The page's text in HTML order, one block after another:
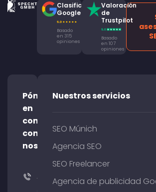
Clasificación
Google
Basado
en 315
opiniones
Valoración
de
Trustpilot
Basado
en 107
opiniones
Póngase
en
contacto
con
nosotros
+49
Nuestros servicios
SEO Múnich
Agencia SEO
SEO Freelancer
Agencia de publicidad